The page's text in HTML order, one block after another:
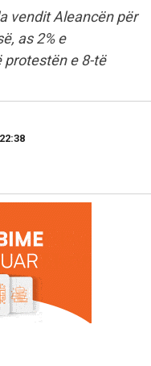
vendit Aleancën për
as 2% e
protestën e 8-të